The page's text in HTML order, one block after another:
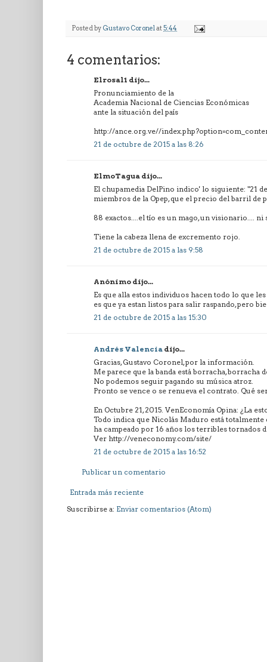
Posted by Gustavo Coronelat5:44
4 comentarios:
Elrosal1 dijo...
Pronunciamiento de la
Academia Nacional de Ciencias Económicas
ante la situación del país
http://ance.org.ve//
21 de octubre de 2015 a las 8:26
ElmoTagua dijo...
El chupamedia DelPino indico' lo siguiente: "21
miembros de la Opep, que el precio del barril de
88 exactos....el tío es un mago, un visionario....
Tiene la cabeza llena de excremento rojo.
21 de octubre de 2015 a las 9:58
Anónimo dijo...
Es que alla estos individuos hacen todo lo que
es que ya estan listos para salir raspando, pero
21 de octubre de 2015 a las 15:30
Andrés Valencia dijo...
Gracias, Gustavo Coronel, por la información.
Me parece que la banda está borracha, borracha
No podemos seguir pagando su música atroz.
Pronto se vence o se renueva el contrato. Qué
En Octubre 21, 2015. VenEconomía Opina: ¿La
Todo indica que Nicolás Maduro está
ha campeado por 16 años los terribles tornados
Ver http://veneconomy.com/site/
21 de octubre de 2015 a las 16:52
Publicar un comentario
Entrada más reciente
Suscribirse a: Enviar comentarios (Atom)